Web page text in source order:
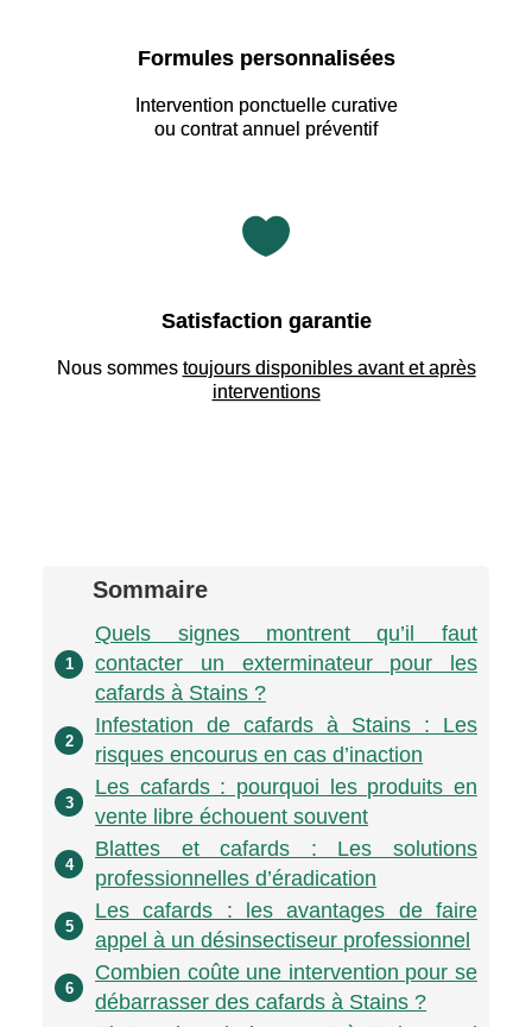
Formules personnalisées
Intervention ponctuelle curative
ou contrat annuel préventif

Satisfaction garantie
Nous sommes toujours disponibles avant et après
interventions
Sommaire
1
Quels signes montrent qu’il faut
contacter un exterminateur pour les
cafards à Stains ?
2
Infestation de cafards à Stains : Les
risques encourus en cas d’inaction
3
Les cafards : pourquoi les produits en
vente libre échouent souvent
4
Blattes et cafards : Les solutions
professionnelles d’éradication
5
Les cafards : les avantages de faire
appel à un désinsectiseur professionnel
6
Combien coûte une intervention pour se
débarrasser des cafards à Stains ?